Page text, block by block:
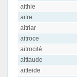
aithie
aitre
aitriar
aitroce
aitrocité
aittaude
aitteide